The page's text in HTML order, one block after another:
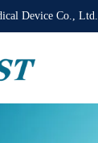
Device Co., Ltd.